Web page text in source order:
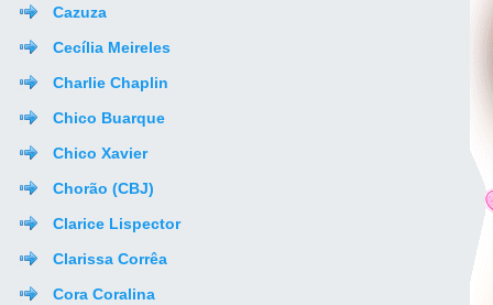
Cazuza
Cecília Meireles
Charlie Chaplin
Chico Buarque
Chico Xavier
Chorão (CBJ)
Clarice Lispector
Clarissa Corrêa
Cora Coralina